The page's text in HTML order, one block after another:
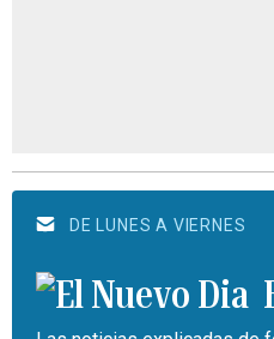
DE LUNES A VIERNES